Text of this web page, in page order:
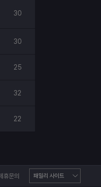
30
30
25
32
22
휴문의